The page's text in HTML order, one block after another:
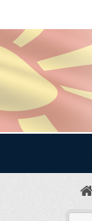
Прескокнете